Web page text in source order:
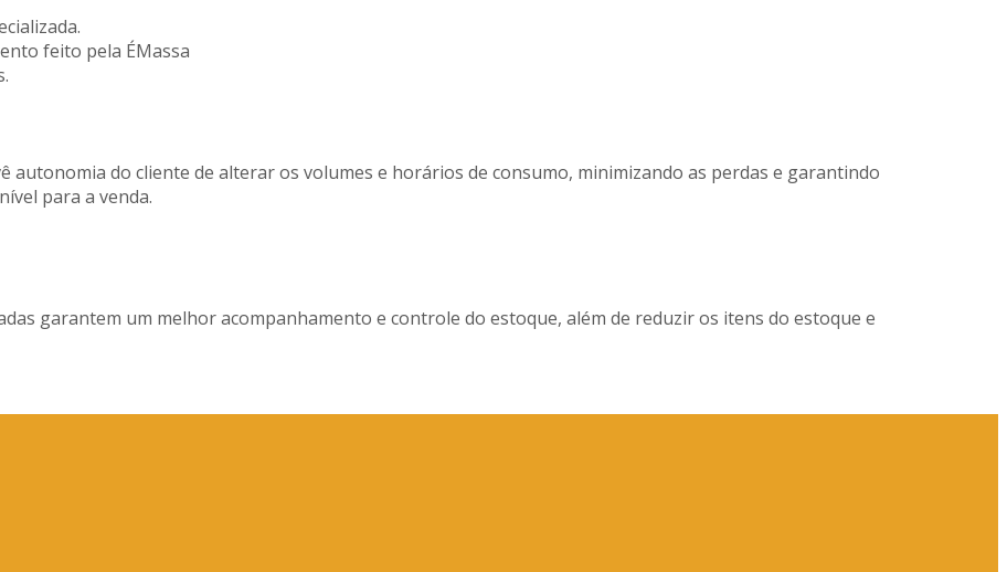
feito pela ÉMassa
autonomia do cliente de alterar os volumes e horários de consumo, minimizando as perdas e garantindo
para a venda.
garantem um melhor acompanhamento e controle do estoque, além de reduzir os itens do estoque e